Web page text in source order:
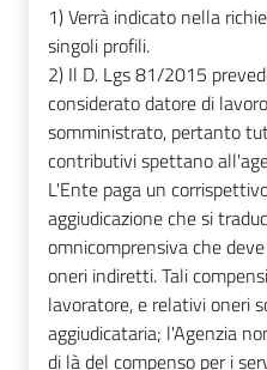
1) Verrà indicato nella
singoli profili.
2) Il D. Lgs 81/2015
considerato datore di
somministrato, pertanto
contributivi spettano
L'Ente paga un
aggiudicazione che si
omnicomprensiva che
oneri indiretti. Tali
lavoratore, e relativi oneri
aggiudicataria; l'Agenzia
di là del compenso per i